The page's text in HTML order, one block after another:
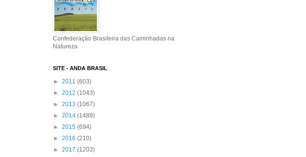
Confederação Brasileira das Caminhadas na
Natureza
SITE - ANDA BRASIL
► 2011 (603)
► 2012 (1043)
► 2013 (1067)
► 2014 (1489)
► 2015 (694)
► 2016 (210)
► 2017 (1203)